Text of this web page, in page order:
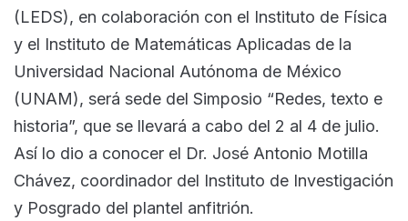
(LEDS), en colaboración con el Instituto de Física
y el Instituto de Matemáticas Aplicadas de la
Universidad Nacional Autónoma de México
(UNAM), será sede del Simposio “Redes, texto e
historia”, que se llevará a cabo del 2 al 4 de julio.
Así lo dio a conocer el Dr. José Antonio Motilla
Chávez, coordinador del Instituto de Investigación
y Posgrado del plantel anfitrión.